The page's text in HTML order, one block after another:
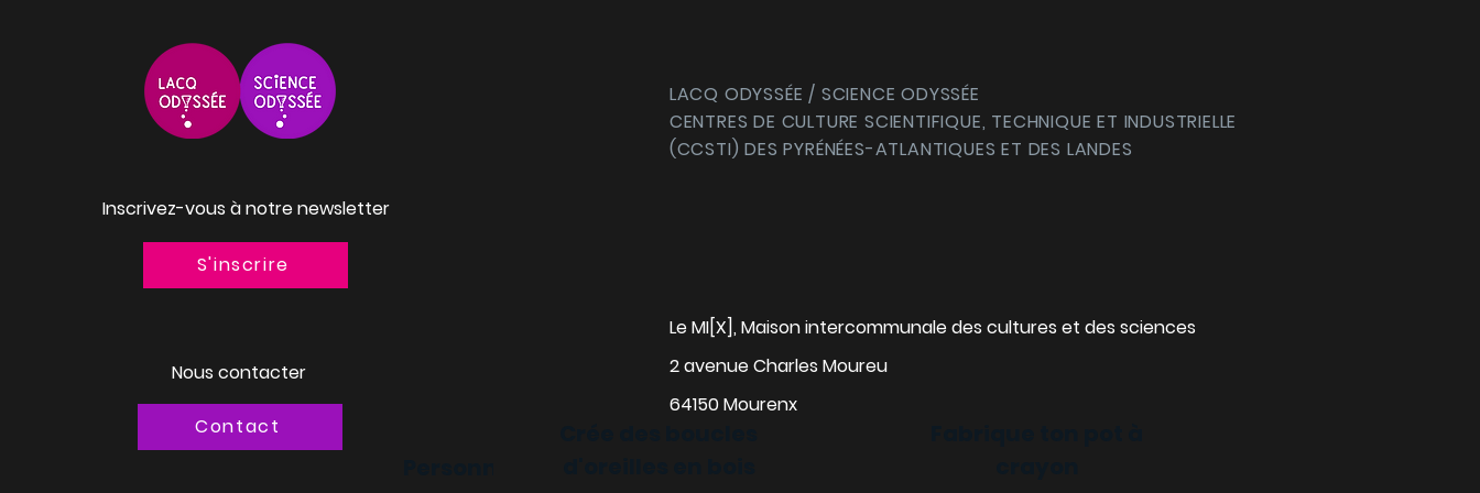
Inscrivez-vous à notre newsletter
S'inscrire
Nous contacter
Contact
LACQ ODYSSÉE / SCIENCE ODYSSÉE
CENTRES DE CULTURE SCIENTIFIQUE, TECHNIQUE ET INDUSTRIELLE
(CCSTI) DES PYRÉNÉES-ATLANTIQUES ET DES LANDES
Le MI[X], Maison intercommunale des cultures et des sciences
2 avenue Charles Moureu
64150 Mourenx